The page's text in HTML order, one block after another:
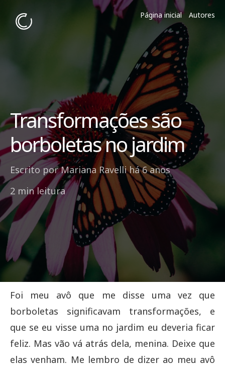
Página inicial Autores
Transformações são
borboletas no jardim
Escrito porMariana Ravelli há 6 anos
2 min leitura
Foi meu avô que me disse uma vez que
borboletas significavam transformações, e
que se eu visse uma no jardim eu deveria ficar
feliz. Mas vão vá atrás dela, menina. Deixe que
elas venham. Me lembro de dizer ao meu avô